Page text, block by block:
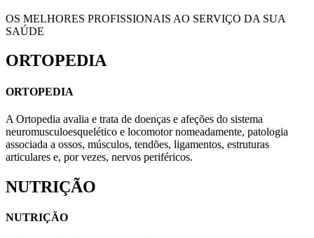
OS MELHORES PROFISSIONAIS AO SERVIÇO DA SUA
SAÚDE
ORTOPEDIA
ORTOPEDIA
A Ortopedia avalia e trata de doenças e afeções do sistema
neuromusculoesquelético e locomotor nomeadamente, patologia
associada a ossos, músculos, tendões, ligamentos, estruturas
articulares e, por vezes, nervos periféricos.
NUTRIÇÃO
NUTRIÇÃO